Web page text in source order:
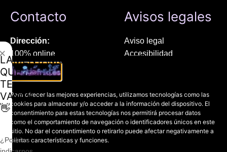
Para ofrecer las mejores experiencias, utilizamos tecnologías como las
cookies para almacenar y/o acceder a la información del dispositivo. El
consentimiento para estas tecnologías nos permitirá procesar datos
como el comportamiento de navegación o identificadores únicos en este
sitio. No dar el consentimiento o retirarlo puede afectar negativamente a
ciertas características y funciones.
Contacto
Dirección:
100% online
Manresa (08241), Barcelona
Chat Whatsapp (solo texto):
+34 689 800 662
Correo:
contacto@mundofriki.es
Avisos legales
Aviso legal
Accesibilidad
Política de privacidad
LAMENTAMOS
QUE
TE
VAYAS
👋
¿Podrías